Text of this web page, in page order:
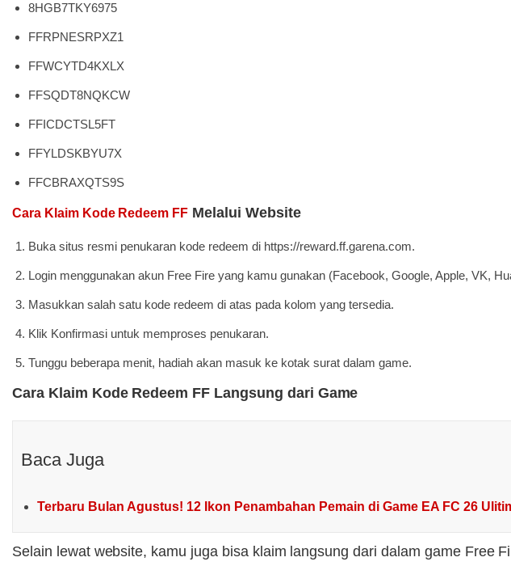
8HGB7TKY6975
FFRPNESRPXZ1
FFWCYTD4KXLX
FFSQDT8NQKCW
FFICDCTSL5FT
FFYLDSKBYU7X
FFCBRAXQTS9S
Cara Klaim Kode Redeem FF Melalui Website
Buka situs resmi penukaran kode redeem di https://reward.ff.garena.com.
Login menggunakan akun Free Fire yang kamu gunakan (Facebook, Google, Apple, VK,
Masukkan salah satu kode redeem di atas pada kolom yang tersedia.
Klik Konfirmasi untuk memproses penukaran.
Tunggu beberapa menit, hadiah akan masuk ke kotak surat dalam game.
Cara Klaim Kode Redeem FF Langsung dari Game
Baca Juga
Terbaru Bulan Agustus! 12 Ikon Penambahan Pemain di Game EA FC 26
Selain lewat website, kamu juga bisa klaim langsung dari dalam game Free